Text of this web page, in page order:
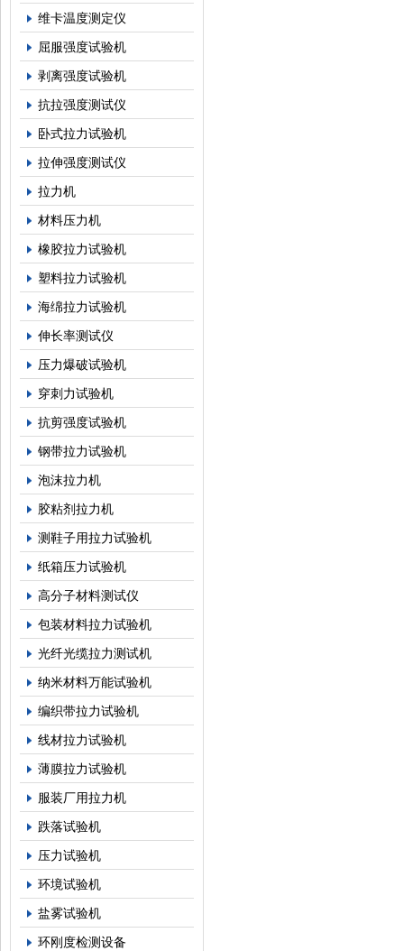
维卡温度测定仪
屈服强度试验机
剥离强度试验机
抗拉强度测试仪
卧式拉力试验机
拉伸强度测试仪
拉力机
材料压力机
橡胶拉力试验机
塑料拉力试验机
海绵拉力试验机
伸长率测试仪
压力爆破试验机
穿刺力试验机
抗剪强度试验机
钢带拉力试验机
泡沫拉力机
胶粘剂拉力机
测鞋子用拉力试验机
纸箱压力试验机
高分子材料测试仪
包装材料拉力试验机
光纤光缆拉力测试机
纳米材料万能试验机
编织带拉力试验机
线材拉力试验机
薄膜拉力试验机
服装厂用拉力机
跌落试验机
压力试验机
环境试验机
盐雾试验机
环刚度检测设备